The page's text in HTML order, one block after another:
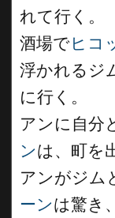
れて行く。
酒場でヒコ
浮かれるジ
に行く。
アンに自分
ンは、町を
アンがジム
ーンは驚き